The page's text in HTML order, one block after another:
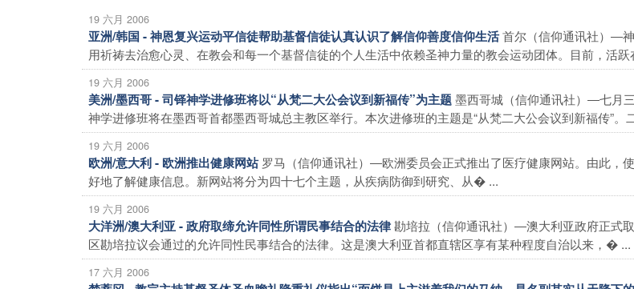
19 六月 2006
亚洲/韩国 - 神恩复兴运动平信徒帮助基督信徒认真认识了解信仰善度信仰生活首尔（信仰通讯社）―
用祈祷去治愈心灵、在教会和每一个基督信徒的个人生活中依赖圣神力量的教会运动团体。目前，活
19 六月 2006
美洲/墨西哥 - 司铎神学进修班将以“从梵二大公会议到新福传”为主题墨西哥城（信仰通讯社）―七月
神学进修班将在墨西哥首都墨西哥城总主教区举行。本次进修班的主题是“从梵二大公会议到新福传”
19 六月 2006
欧洲/意大利 - 欧洲推出健康网站 罗马（信仰通讯社）―欧洲委员会正式推出了医疗健康网站。由此，
好地了解健康信息。新网站将分为四十七个主题，从疾病防御到研究、从� ...
19 六月 2006
大洋洲/澳大利亚 - 政府取缔允许同性所谓民事结合的法律勘培拉（信仰通讯社）―澳大利亚政府正式
区勘培拉议会通过的允许同性民事结合的法律。这是澳大利亚首都直辖区享有某种程度自治以来，� ...
17 六月 2006